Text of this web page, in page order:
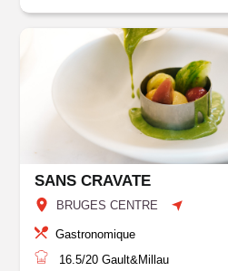
SANS CRAVATE
BRUGES CENTRE
Gastronomique
16.5/20 Gault&Millau